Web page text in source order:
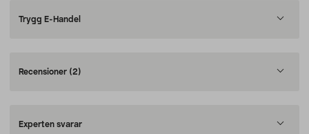
Trygg E-Handel
Recensioner (2)
Experten svarar